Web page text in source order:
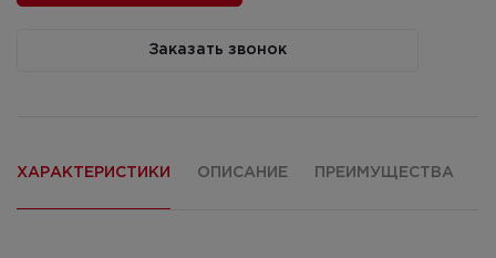
Заказать звонок
ХАРАКТЕРИСТИКИ ОПИСАНИЕ ПРЕИМУЩЕСТВА